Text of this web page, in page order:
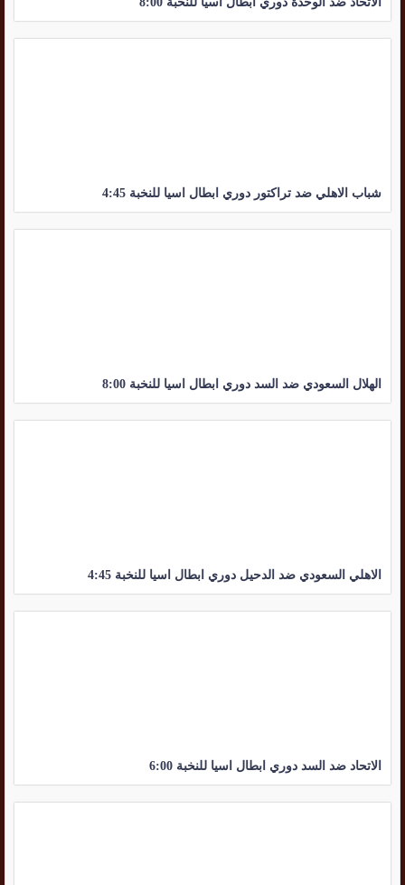
شباب الاهلي ضد تراكتور دوري ابطال اسيا للنخبة 4:45
الهلال السعودي ضد السد دوري ابطال اسيا للنخبة 8:00
الاهلي السعودي ضد الدحيل دوري ابطال اسيا للنخبة 4:45
الاتحاد ضد السد دوري ابطال اسيا للنخبة 6:00